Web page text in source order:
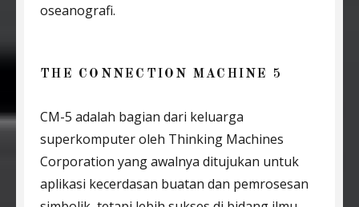
oseanografi.
THE CONNECTION MACHINE 5
CM-5 adalah bagian dari keluarga
superkomputer oleh Thinking Machines
Corporation yang awalnya ditujukan untuk
aplikasi kecerdasan buatan dan pemrosesan